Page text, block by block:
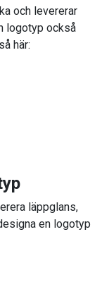
och levererar
logotyp också
här:
läppglans,
en logotyp